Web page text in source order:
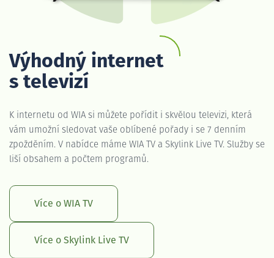
Výhodný internet
s televizí
K internetu od WIA si můžete pořídit i skvělou televizi, která
vám umožní sledovat vaše oblíbené pořady i se 7 denním
zpožděním. V nabídce máme WIA TV a Skylink Live TV. Služby se
liší obsahem a počtem programů.
Více o WIA TV
Více o Skylink Live TV